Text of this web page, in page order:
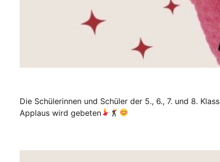
Die Schülerinnen und Schüler der 5., 6., 7. und 8.
Applaus wird gebeten